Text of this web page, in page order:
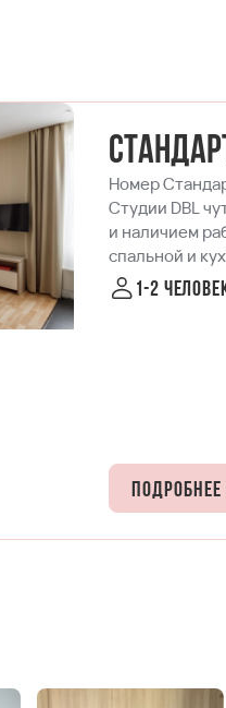
Номер
Студии DBL
и наличием
спальной и
подходит
размещения
1-2